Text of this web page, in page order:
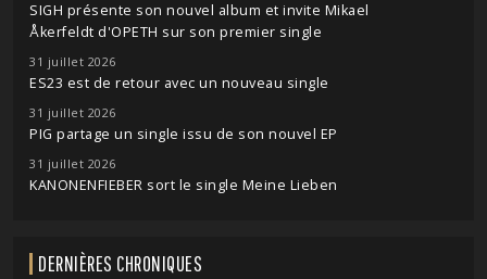
SIGH présente son nouvel album et invite Mikael
Åkerfeldt d'OPETH sur son premier single
31 juillet 2026
ES23 est de retour avec un nouveau single
31 juillet 2026
PIG partage un single issu de son nouvel EP
31 juillet 2026
KANONENFIEBER sort le single Meine Lieben
DERNIÈRES CHRONIQUES